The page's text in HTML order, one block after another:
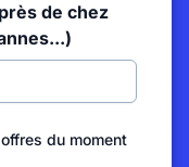
de chez
du moment